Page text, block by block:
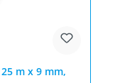
m x 9 mm,